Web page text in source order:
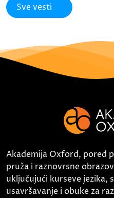
Sve vesti
Akademija Oxford, pored
pruža i raznovrsne
uključujući kurseve jezika,
usavršavanje i obuke za